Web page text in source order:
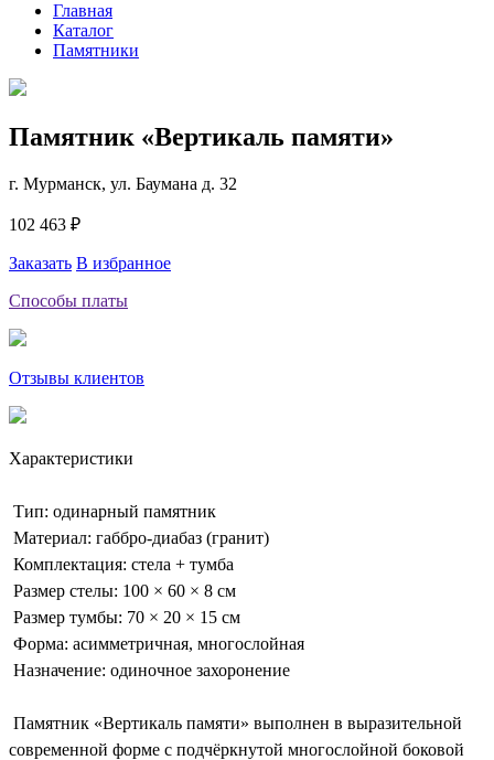
Главная
Каталог
Памятники
Памятник «Вертикаль памяти»
г. Мурманск, ул. Баумана д. 32
102 463 ₽
Заказать В избранное
Способы платы
Отзывы клиентов
Характеристики
Тип: одинарный памятник
Материал: габбро-диабаз (гранит)
Комплектация: стела + тумба
Размер стелы: 100 × 60 × 8 см
Размер тумбы: 70 × 20 × 15 см
Форма: асимметричная, многослойная
Назначение: одиночное захоронение
Памятник «Вертикаль памяти» выполнен в выразительной
современной форме с подчёркнутой многослойной боковой